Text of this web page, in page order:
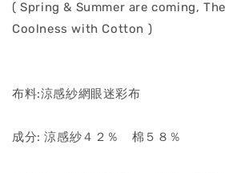
( Spring & Summer are coming,
Coolness with Cotton )
布料:涼感紗網眼迷彩布
成分: 涼感紗４２％ 棉５８％